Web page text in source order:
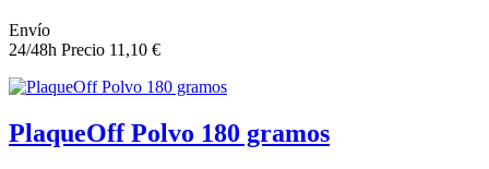
Envío
24/48h Precio 11,10 €
PlaqueOff Polvo 180 gramos